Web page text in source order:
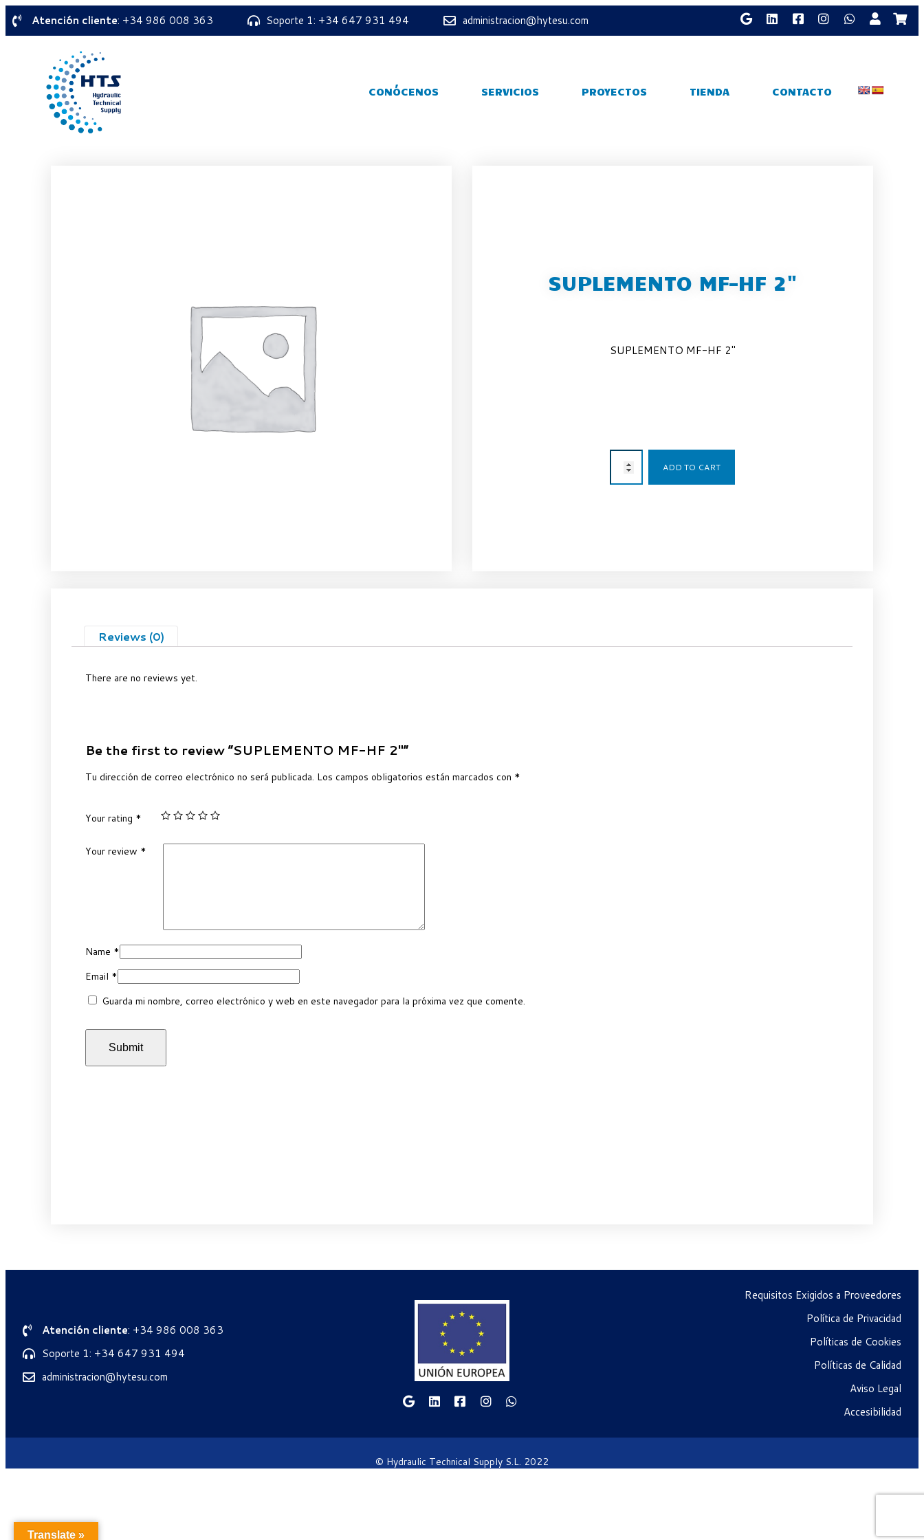
Atención cliente: +34 986 008 363 Soporte 1: +34 647 931 494 administracion@hytesu.com
CONÓCENOS SERVICIOS PROYECTOS TIENDA CONTACTO
SUPLEMENTO MF-HF 2"
SUPLEMENTO MF-HF 2″
ADD TO CART
Reviews (0)
There are no reviews yet.
Be the first to review “SUPLEMENTO MF-HF 2″”
Tu dirección de correo electrónico no será publicada. Los campos obligatorios están marcados con *
Your rating *
Your review *
Name *
Email *
Guarda mi nombre, correo electrónico y web en este navegador para la próxima vez que comente.
Atención cliente: +34 986 008 363
Soporte 1: +34 647 931 494
administracion@hytesu.com
Requisitos Exigidos a Proveedores
Política de Privacidad
Políticas de Cookies
Políticas de Calidad
Aviso Legal
Accesibilidad
© Hydraulic Technical Supply S.L. 2022
Translate »